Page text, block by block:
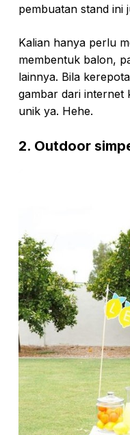
pembuatan stand ini
Kalian hanya perlu
membentuk balon,
lainnya. Bila
gambar dari internet
unik ya. Hehe.
2. Outdoor